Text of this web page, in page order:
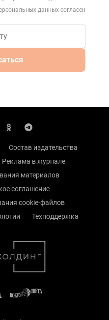
данных согласен
Состав издательства
Реклама в журнале
материалов
соглашение
cookie-файлов
Техподдержка